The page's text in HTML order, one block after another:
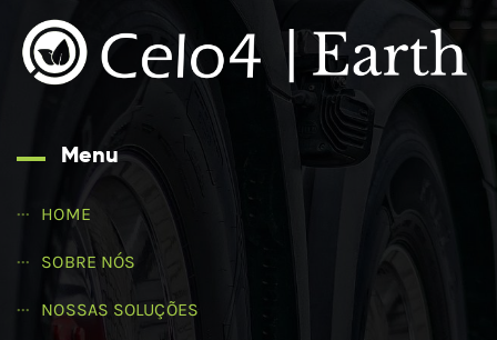
Menu
HOME
SOBRE NÓS
NOSSAS SOLUÇÕES